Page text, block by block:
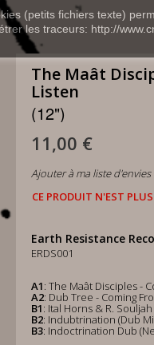
(petits fichiers texte)
les traceurs: http://
The Maât
Listen
(12")
11,00 €
Ajouter à ma liste d'envies
CE PRODUIT N'EST
Earth Resistance
ERDS001
A1: The Maât Disciples -
A2: Dub Tree - Coming
B1: Ital Horns & R.
B2: Indubtrination (Dub
B3: Indoctrination Dub